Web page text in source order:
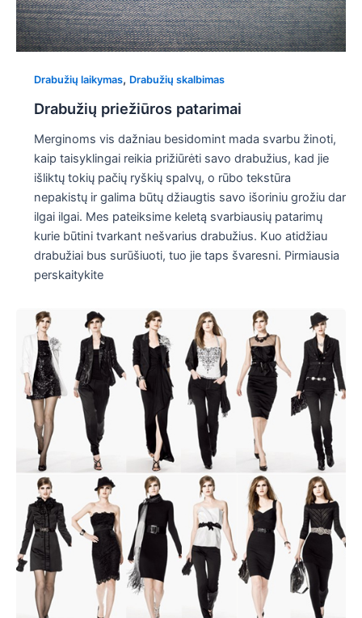
Drabužių laikymas, Drabužių skalbimas
Drabužių priežiūros patarimai
Merginoms vis dažniau besidomint mada svarbu žinoti,
kaip taisyklingai reikia prižiūrėti savo drabužius, kad jie
išliktų tokių pačių ryškių spalvų, o rūbo tekstūra
nepakistų ir galima būtų džiaugtis savo išoriniu grožiu dar
ilgai ilgai. Mes pateiksime keletą svarbiausių patarimų
kurie būtini tvarkant nešvarius drabužius. Kuo atidžiau
drabužiai bus surūšiuoti, tuo jie taps švaresni. Pirmiausia
perskaitykite